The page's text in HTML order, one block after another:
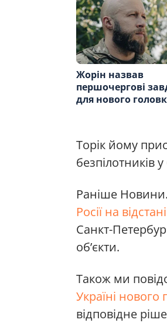
Жорін назвав
першочергові
для нового
Торік йому
безпілотників
Раніше
Росії на
Санкт-
об’єкти.
Також ми
Україні нового
відповідне